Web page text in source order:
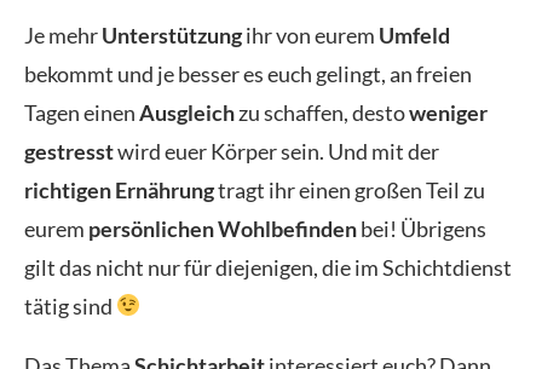
Je mehrUnterstützungihr von eurem Umfeld
bekommt und je besser es euch gelingt, an freien
Tagen einenAusgleichzu schaffen, destoweniger
gestresstwird euer Körper sein. Und mit der
richtigen Ernährungtragt ihr einen großen Teil zu
eurem persönlichen Wohlbefindenbei! Übrigens
gilt das nicht nur für diejenigen, die im Schichtdienst
tätig sind